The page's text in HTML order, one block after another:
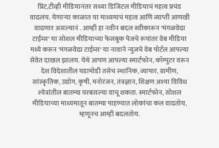
प्रिंट,टीव्ही मीडियानंतर सध्या डिजिटल मीडियाचं महत्व प्रचंड
वाढलंय. येणाऱ्या काळात या माध्यमाचं महत्व आणि व्याप्ती आणखी
वाढणार असल्यानं . आम्ही हा नवीन बदल स्वीकारून 'मंगळवेढा
टाईम्स' या सोशल मीडियाच्या फेसबुक पेजचे रूपांतर वेब मीडिया
मध्ये करून 'मंगळवेढा टाईम्स' या नावाने न्युजचे वेब पोर्टल आपल्या
सेवेत दाखल झालय. येथे आपण आपल्या स्मार्टफोन, कॉम्पुटर वरून
देश विदेशातील घडामोडी तसेच स्थानिक, व्यापार, ग्रामीण,
सांस्कृतिक, उद्योग, कृषी, मनोरंजन, तंत्रज्ञान, शिक्षण अश्या विविध
श्येत्रांतील बातम्या घरबसल्या वाचू शकता. स्मार्टफोन, सोशल
मीडियाच्या माध्यमातून बातम्या पाहण्यात लोकांचा कल वाढतोय,
म्हणूनच आम्ही बदलतोय.